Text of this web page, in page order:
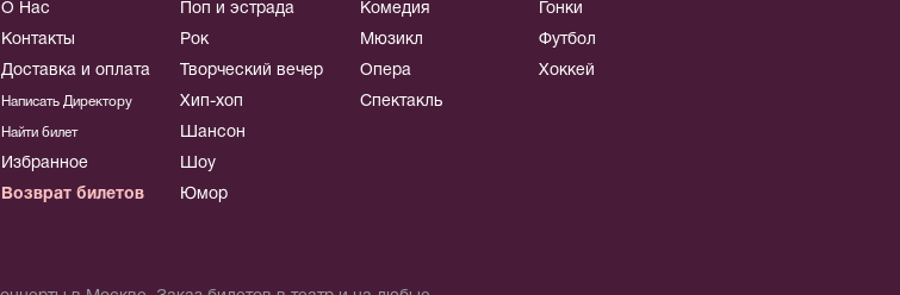
О Нас
Контакты
Доставка и оплата
Написать Директору
Найти билет
Избранное
Возврат билетов
Поп и эстрада
Рок
Творческий вечер
Хип-хоп
Шансон
Шоу
Юмор
Комедия
Мюзикл
Опера
Спектакль
Гонки
Футбол
Хоккей